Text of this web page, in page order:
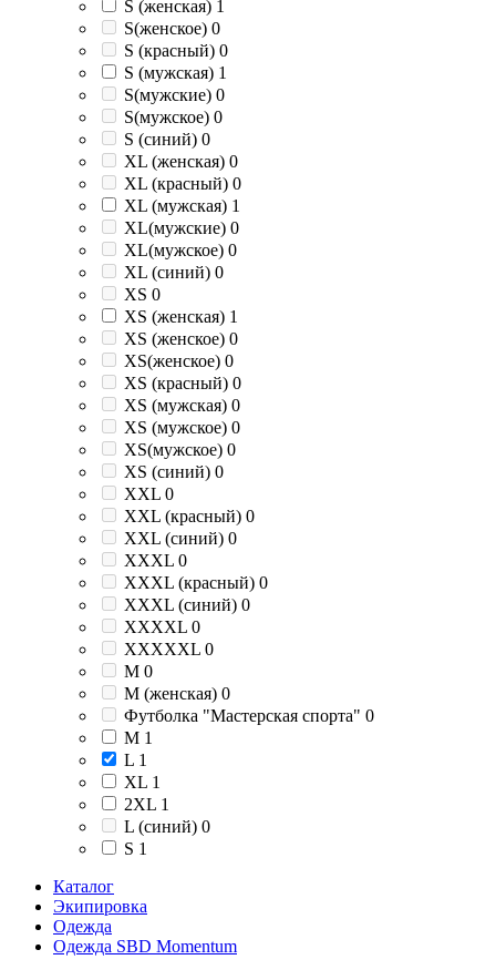
S (женская) 1
S(женское) 0
S (красный) 0
S (мужская) 1
S(мужские) 0
S(мужское) 0
S (синий) 0
XL (женская) 0
XL (красный) 0
XL (мужская) 1
XL(мужские) 0
XL(мужское) 0
XL (синий) 0
XS 0
XS (женская) 1
XS (женское) 0
XS(женское) 0
XS (красный) 0
XS (мужская) 0
XS (мужское) 0
XS(мужское) 0
XS (синий) 0
XXL 0
XXL (красный) 0
XXL (синий) 0
XXXL 0
XXXL (красный) 0
XXXL (синий) 0
XXXXL 0
XXXXXL 0
М 0
М (женская) 0
Футболка "Мастерская спорта" 0
M 1
L 1
XL 1
2XL 1
L (синий) 0
S 1
Каталог
Экипировка
Одежда
Одежда SBD Momentum